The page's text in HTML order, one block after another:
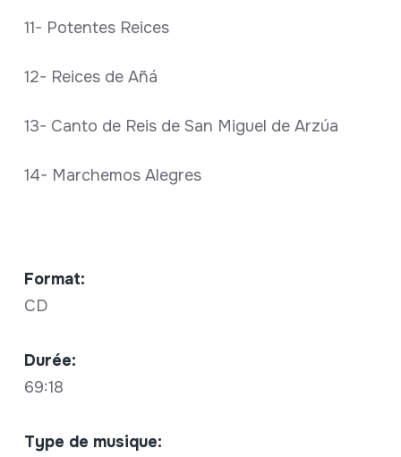
11- Potentes Reices
12- Reices de Añá
13- Canto de Reis de San Miguel de Arzúa
14- Marchemos Alegres
Format:
CD
Durée:
69:18
Type de musique: